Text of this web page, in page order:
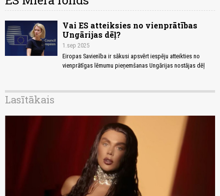
Vai ES atteiksies no vienprātības
Ungārijas dēļ?
1.sep 2025
Eiropas Savienība ir sākusi apsvērt iespēju atteikties no
vienprātīgas lēmumu pieņemšanas Ungārijas nostājas dēļ
Lasītākais